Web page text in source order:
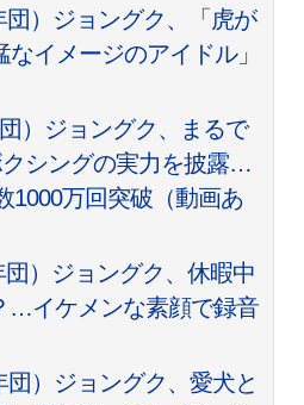
団）ジョングク、「虎が
イメージのアイドル」
）ジョングク、まるで
シングの実力を披露…
1000万回突破（動画あ
）ジョングク、休暇中
…イケメンな素顔で録音
団）ジョングク、愛犬と